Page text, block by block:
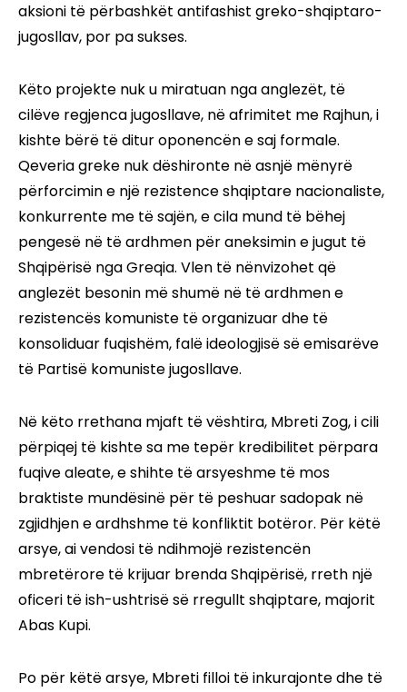
aksioni të përbashkët antifashist greko-shqiptaro-
jugosllav, por pa sukses.
Këto projekte nuk u miratuan nga anglezët, të
cilëve regjenca jugosllave, në afrimitet me Rajhun, i
kishte bërë të ditur oponencën e saj formale.
Qeveria greke nuk dëshironte në asnjë mënyrë
përforcimin e një rezistence shqiptare nacionaliste,
konkurrente me të sajën, e cila mund të bëhej
pengesë në të ardhmen për aneksimin e jugut të
Shqipërisë nga Greqia. Vlen të nënvizohet që
anglezët besonin më shumë në të ardhmen e
rezistencës komuniste të organizuar dhe të
konsoliduar fuqishëm, falë ideologjisë së emisarëve
të Partisë komuniste jugosllave.
Në këto rrethana mjaft të vështira, Mbreti Zog, i cili
përpiqej të kishte sa me tepër kredibilitet përpara
fuqive aleate, e shihte të arsyeshme të mos
braktiste mundësinë për të peshuar sadopak në
zgjidhjen e ardhshme të konfliktit botëror. Për këtë
arsye, ai vendosi të ndihmojë rezistencën
mbretërore të krijuar brenda Shqipërisë, rreth një
oficeri të ish-ushtrisë së rregullt shqiptare, majorit
Abas Kupi.
Po për këtë arsye, Mbreti filloi të inkurajonte dhe të